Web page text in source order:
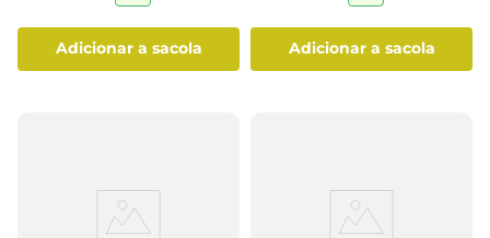
adicionar a sacola adicionar a sacola